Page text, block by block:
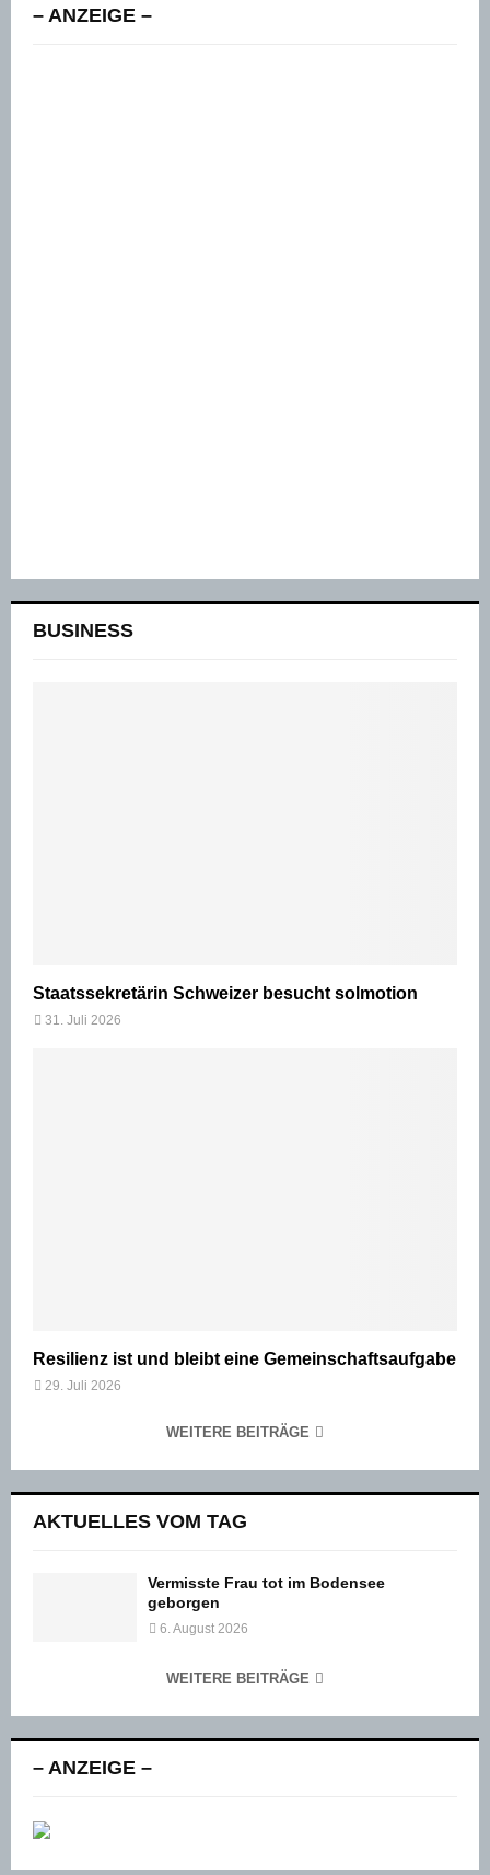
– ANZEIGE –
BUSINESS
Staatssekretärin Schweizer besucht solmotion
31. Juli 2026
Resilienz ist und bleibt eine Gemeinschaftsaufgabe
29. Juli 2026
WEITERE BEITRÄGE
AKTUELLES VOM TAG
Vermisste Frau tot im Bodensee
geborgen
6. August 2026
WEITERE BEITRÄGE
– ANZEIGE –